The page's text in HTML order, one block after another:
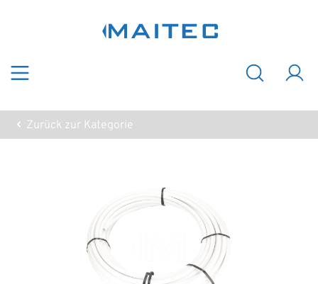
Zurück zur Kategorie